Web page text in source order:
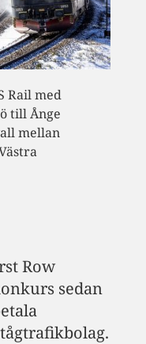
Rail med
till Ånge
mellan
Row
sedan